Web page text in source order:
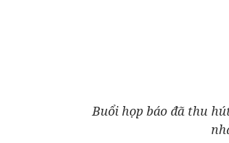
Buổi họp báo đã thu